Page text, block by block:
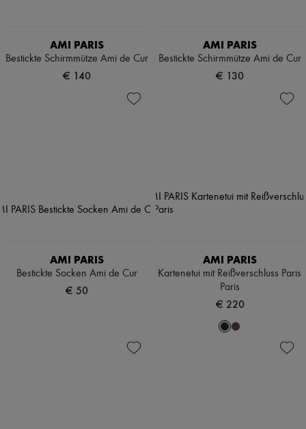
AMI PARIS
Bestickte Schirmmütze Ami de Cur
€ 140
AMI PARIS
Bestickte Schirmmütze Ami de Cur
€ 130
AMI PARIS
Bestickte Socken Ami de Cur
€ 50
AMI PARIS
Kartenetui mit Reißverschluss Paris
Paris
€ 220